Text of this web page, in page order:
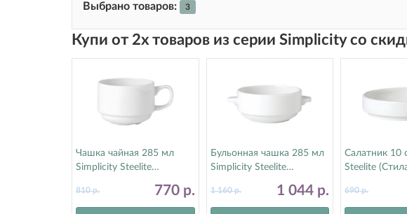
Выбрано товаров: 3
Купи от 2х товаров из серии Simplicity со
Чашка чайная 285 мл
Simplicity Steelite
770 р.
810р.
Бульонная чашка 285 мл
Simplicity Steelite
1 044 р.
1 160р.
Салатник 10
Steelite
690р.